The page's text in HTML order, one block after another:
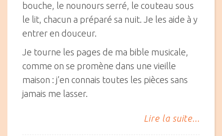
bouche, le nounours serré, le couteau sous
le lit, chacun a préparé sa nuit. Je les aide à y
entrer en douceur.
Je tourne les pages de ma bible musicale,
comme on se promène dans une vieille
maison : j’en connais toutes les pièces sans
jamais me lasser.
Lire la suite...